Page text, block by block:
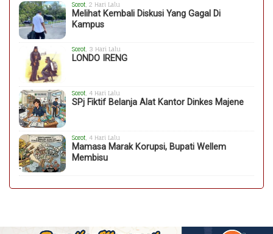
Sorot , 2 Hari Lalu
Melihat Kembali Diskusi Yang Gagal Di
Kampus
Sorot , 3 Hari Lalu
LONDO IRENG
Sorot, 4 Hari Lalu
SPj Fiktif Belanja Alat Kantor Dinkes Majene
Sorot , 4 Hari Lalu
Mamasa Marak Korupsi, Bupati Wellem
Membisu